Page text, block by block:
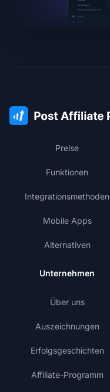
Preise
Funktionen
Integrationsmethoden
Mobile Apps
Alternativen
Unternehmen
Über uns
Auszeichnungen
Erfolgsgeschichten
Affiliate-Programm